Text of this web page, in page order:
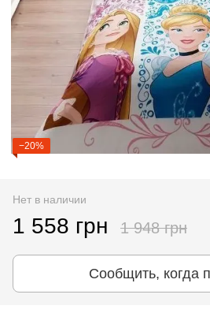
−20%
Нет в наличии
1 558 грн 1 948 грн
Сообщить, когда